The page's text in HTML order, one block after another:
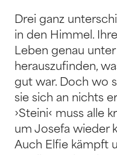
Drei ganz
in den Himmel.
Leben genau
herauszufinden,
gut war. Doch wo
sie sich an nichts
›Steini‹ muss alle
um Josefa wieder
Auch Elfie kämpft